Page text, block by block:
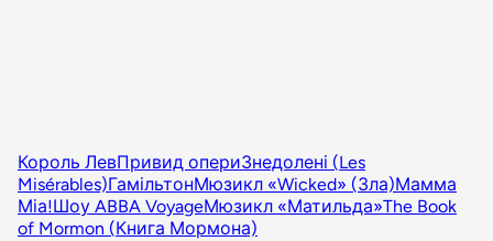
Король ЛевПривид опериЗнедолені (Les
Misérables)ГамільтонМюзикл «Wicked» (Зла)Мамма
Міа!Шоу ABBA VoyageМюзикл «Матильда»The Book
of Mormon (Книга Мормона)